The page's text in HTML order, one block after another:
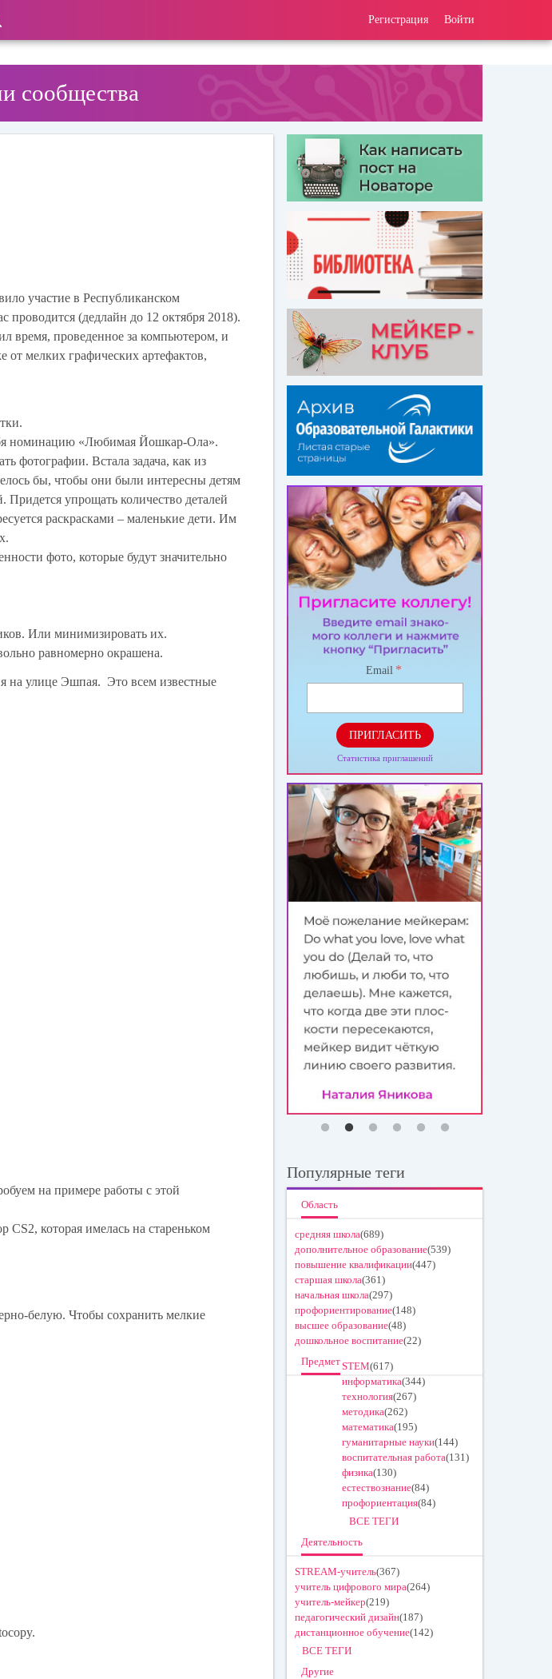
Регистрация Войти
сообщества
участие в Республиканском
проводится (дедлайн до 12 октября 2018).
время, проведенное за компьютером, и
от мелких графических артефактов,
номинацию «Любимая Йошкар-Ола».
фотографии. Встала задача, как из
бы, чтобы они были интересны детям
упрощать количество деталей
раскрасками – маленькие дети. Им
фото, которые будут значительно
Или минимизировать их.
равномерно окрашена.
на улице Эшпая. Это всем известные
на примере работы с этой
которая имелась на стареньком
белую. Чтобы сохранить мелкие
Email *
ПРИГЛАСИТЬ
Статистика приглашений
Популярные теги
Область
средняя школа(689)
дополнительное образование(539)
повышение квалификации(447)
старшая школа(361)
начальная школа(297)
профориентирование(148)
высшее образование(48)
дошкольное воспитание(22)
ПредметSTEM(617)
информатика(344)
технология(267)
методика(262)
математика(195)
гуманитарные науки(144)
воспитательная работа(131)
физика(130)
естествознание(84)
профориентация(84)
ВСЕ ТЕГИ
Деятельность
STREAM-учитель(367)
учитель цифрового мира(264)
учитель-мейкер(219)
педагогический дизайн(187)
дистанционное обучение(142)
ВСЕ ТЕГИ
Другие